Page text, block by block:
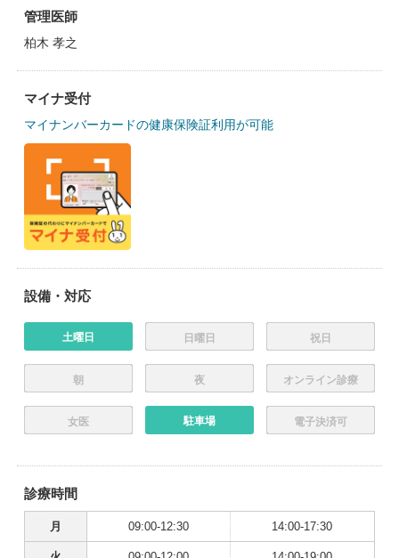
管理医師
柏木 孝之
マイナ受付
マイナンバーカードの健康保険証利用が可能
設備・対応
土曜日 日曜日 祝日
朝 夜 オンライン診療
女医 駐車場 電子決済可
診療時間
月 09:00-12:30 14:00-17:30